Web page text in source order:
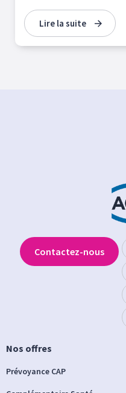
Lire la suite
Nos offres
Prévoyance CAP
Contactez-nous